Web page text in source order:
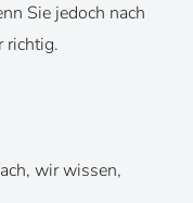
Sie jedoch nach
richtig.
wir wissen,